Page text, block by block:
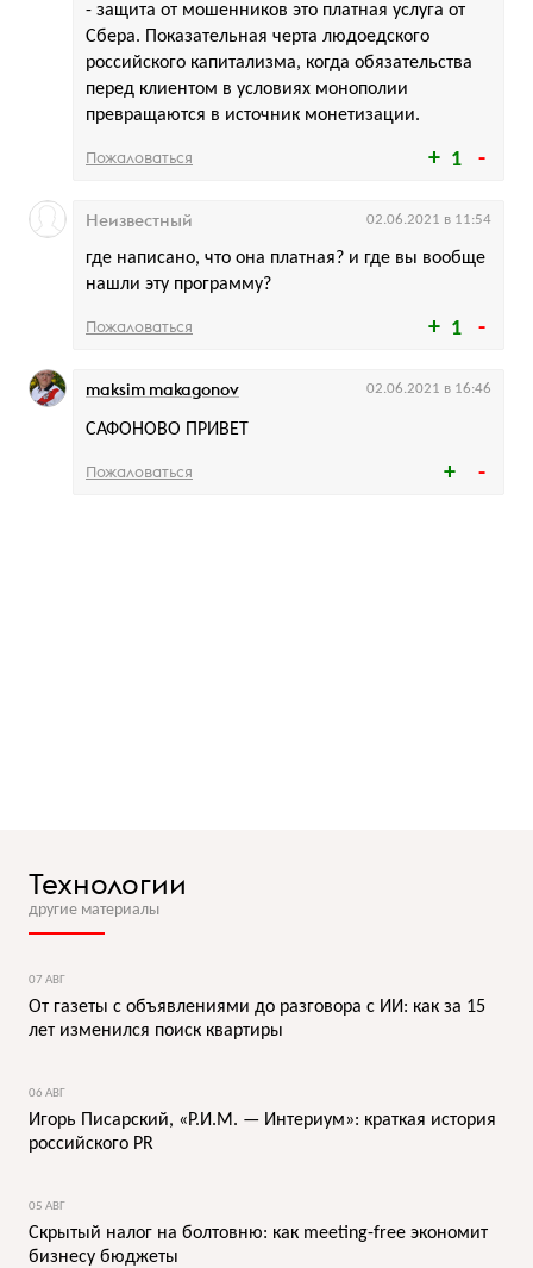
1
- защита от мошенников это платная услуга от
Сбера. Показательная черта людоедского
российского капитализма, когда обязательства
перед клиентом в условиях монополии
превращаются в источник монетизации.
Пожаловаться
1
где написано, что она платная? и где вы вообще
нашли эту программу?
Неизвестный 02.06.2021 в 11:54
Пожаловаться
САФОНОВО ПРИВЕТ
maksim makagonov 02.06.2021 в 16:46
Пожаловаться
Технологии
другие материалы
07 АВГ
От газеты с объявлениями до разговора с ИИ: как за 15
лет изменился поиск квартиры
06 АВГ
Игорь Писарский, «Р.И.М. — Интериум»: краткая история
российского PR
05 АВГ
Скрытый налог на болтовню: как meeting-free экономит
бизнесу бюджеты